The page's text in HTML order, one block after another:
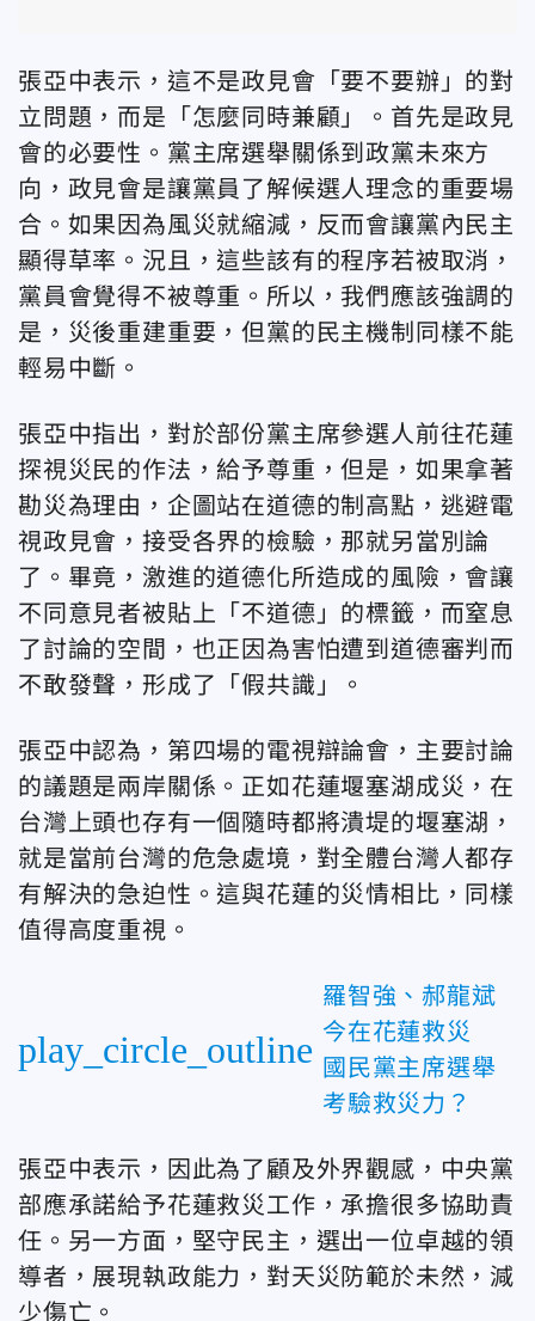
張亞中表示，這不是政見會「要不要辦」的對
立問題，而是「怎麼同時兼顧」。首先是政見
會的必要性。黨主席選舉關係到政黨未來方
向，政見會是讓黨員了解候選人理念的重要場
合。如果因為風災就縮減，反而會讓黨內民主
顯得草率。況且，這些該有的程序若被取消，
黨員會覺得不被尊重。所以，我們應該強調的
是，災後重建重要，但黨的民主機制同樣不能
輕易中斷。
張亞中指出，對於部份黨主席參選人前往花蓮
探視災民的作法，給予尊重，但是，如果拿著
勘災為理由，企圖站在道德的制高點，逃避電
視政見會，接受各界的檢驗，那就另當別論
了。畢竟，激進的道德化所造成的風險，會讓
不同意見者被貼上「不道德」的標籤，而窒息
了討論的空間，也正因為害怕遭到道德審判而
不敢發聲，形成了「假共識」。
張亞中認為，第四場的電視辯論會，主要討論
的議題是兩岸關係。正如花蓮堰塞湖成災，在
台灣上頭也存有一個隨時都將潰堤的堰塞湖，
就是當前台灣的危急處境，對全體台灣人都存
有解決的急迫性。這與花蓮的災情相比，同樣
值得高度重視。
play_circle_outline
羅智強、郝龍斌
今在花蓮救災
國民黨主席選舉
考驗救災力？
張亞中表示，因此為了顧及外界觀感，中央黨
部應承諾給予花蓮救災工作，承擔很多協助責
任。另一方面，堅守民主，選出一位卓越的領
導者，展現執政能力，對天災防範於未然，減
少傷亡。